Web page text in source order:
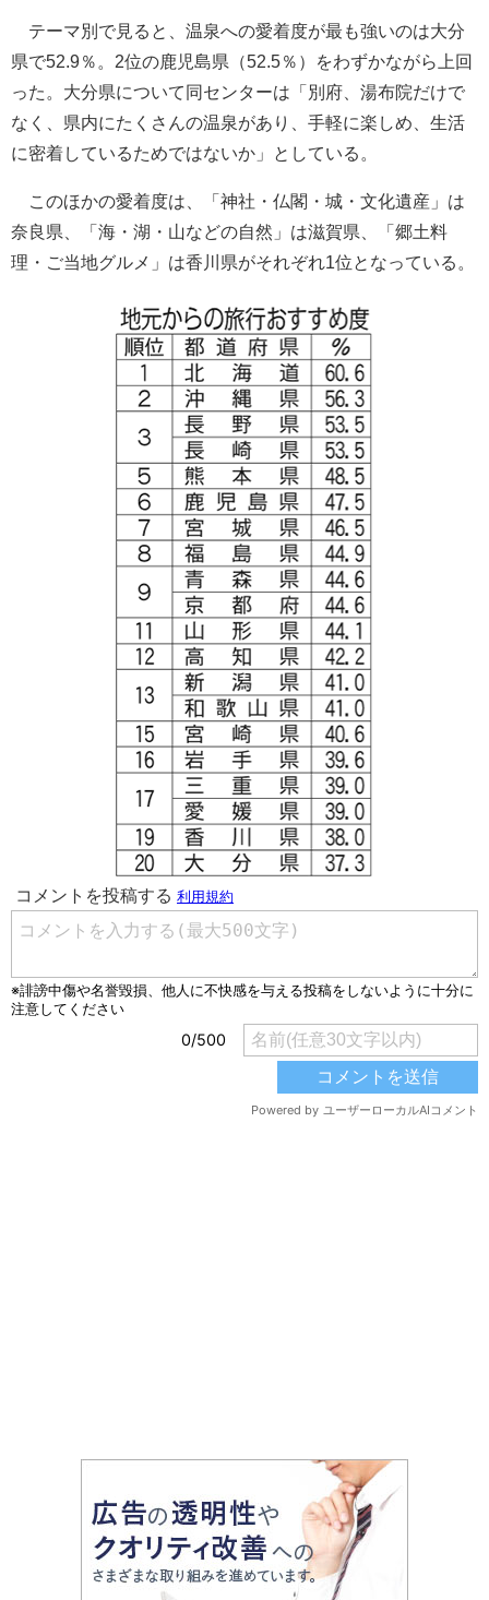
テーマ別で見ると、温泉への愛着度が最も強いのは大分
県で52.9％。2位の鹿児島県（52.5％）をわずかながら上回
った。大分県について同センターは「別府、湯布院だけで
なく、県内にたくさんの温泉があり、手軽に楽しめ、生活
に密着しているためではないか」としている。
このほかの愛着度は、「神社・仏閣・城・文化遺産」は
奈良県、「海・湖・山などの自然」は滋賀県、「郷土料
理・ご当地グルメ」は香川県がそれぞれ1位となっている。